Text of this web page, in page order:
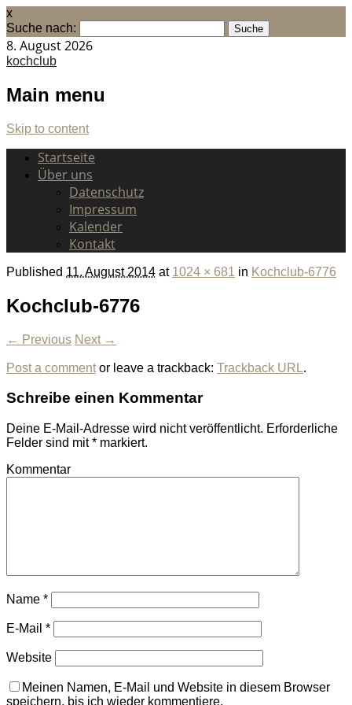
x
Suche nach:
8. August 2026
kochclub
Main menu
Skip to content
Startseite
Über uns
Datenschutz
Impressum
Kalender
Kontakt
Published 11. August 2014 at 1024 × 681 in Kochclub-6776
Kochclub-6776
← Previous Next →
Post a commentor leave a trackback: Trackback URL.
Schreibe einen Kommentar
Deine E-Mail-Adresse wird nicht veröffentlicht. Erforderliche
Felder sind mit* markiert.
Kommentar
Name *
E-Mail *
Website
Meinen Namen, E-Mail und Website in diesem Browser
speichern, bis ich wieder kommentiere.